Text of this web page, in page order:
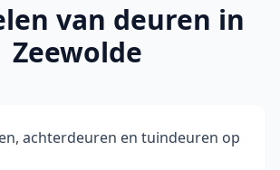
van deuren in
Zeewolde
achterdeuren en tuindeuren op